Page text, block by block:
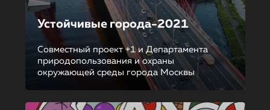
Устойчивые города-2021
Совместный проект +1 и Департамента
природопользования и охраны
окружающей среды города Москвы